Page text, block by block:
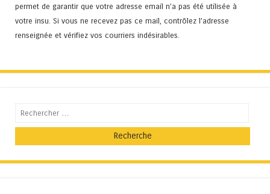
permet de garantir que votre adresse email n’a pas été utilisée à
votre insu. Si vous ne recevez pas ce mail, contrôlez l’adresse
renseignée et vérifiez vos courriers indésirables.
Recherche